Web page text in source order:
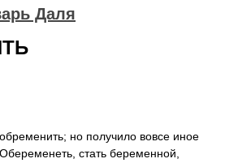
Даля
но получило вовсе иное
стать беременной,